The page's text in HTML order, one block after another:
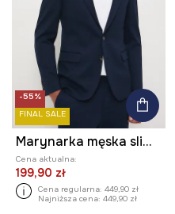
-55%
FINAL SALE
Marynarka męska slim gładka
Cena aktualna:
199,90 zł
Cena regularna: 449,90 zł
Najniższa cena: 449,90 zł